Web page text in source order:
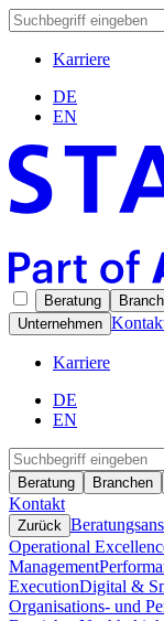
Karriere
DE
EN
Beratung
Unternehmen
Karriere
DE
EN
Beratung
Branchen
Kontakt
Zurück
Operational
Management
ExecutionDigital &
Organisations- und